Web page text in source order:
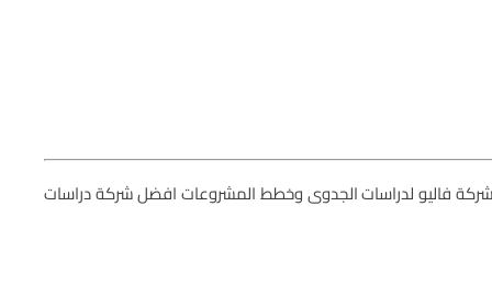
فاليو لدراسات الجدوى وخطط المشروعات افضل شركة دراسات